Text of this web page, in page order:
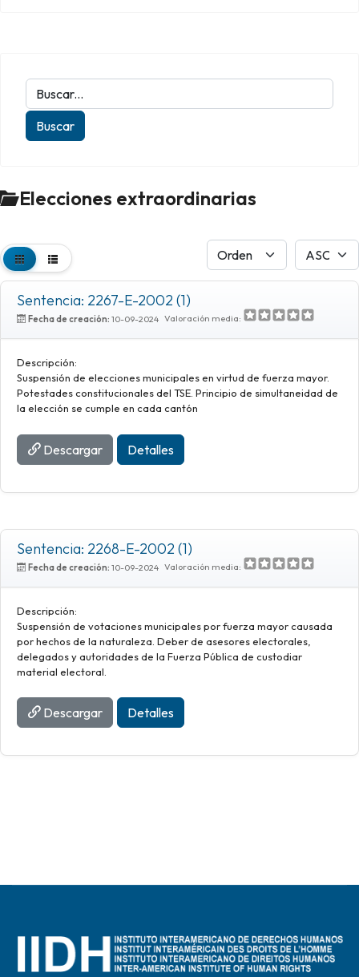
Elecciones extraordinarias
Sentencia: 2267-E-2002 (1)
Fecha de creación: 10-09-2024 Valoración media:
Descripción:
Suspensión de elecciones municipales en virtud de fuerza mayor.
Potestades constitucionales del TSE. Principio de simultaneidad de
la elección se cumple en cada cantón
Descargar Detalles
Sentencia: 2268-E-2002 (1)
Fecha de creación: 10-09-2024 Valoración media:
Descripción:
Suspensión de votaciones municipales por fuerza mayor causada
por hechos de la naturaleza. Deber de asesores electorales,
delegados y autoridades de la Fuerza Pública de custodiar
material electoral.
Descargar Detalles